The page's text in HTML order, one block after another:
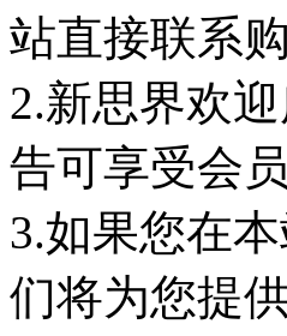
站直接联系
2.新思界欢
告可享受会
3.如果您在
们将为您提